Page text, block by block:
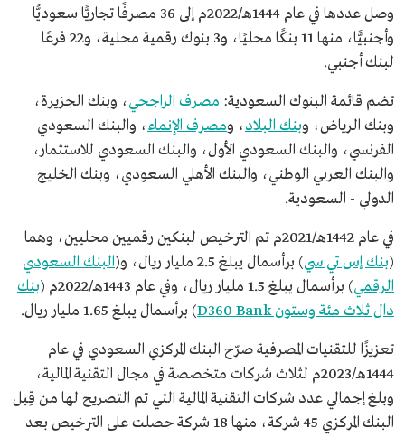
وصل عددها في عام 1444هـ/2022م إلى 36 مصرفًا تجاريًّا سعوديًّا
وأجنبيًّا، منها 11 بنكًا محليًا، و3 بنوك رقمية محلية، و22 فرعًا
لبنك أجنبي.
تضم قائمة البنوك السعودية: مصرف الراجحي، وبنك الجزيرة،
وبنك الرياض، وبنك البلاد، ومصرف الإنماء، والبنك السعودي
الفرنسي، والبنك السعودي الأول، والبنك السعودي للاستثمار،
والبنك العربي الوطني، والبنك الأهلي السعودي، وبنك الخليج
الدولي - السعودية.
في عام 1442هـ/2021م تم الترخيص لبنكين رقميين محليين، وهما
(بنك إس تي سي) برأسمال يبلغ 2.5 مليار ريال، و(
البنك السعودي
الرقمي) برأسمال يبلغ 1.5 مليار ريال، وفي عام 1443هـ/2022م (
بنك
دال ثلاث مئة وستون D360 Bank
) برأسمال يبلغ 1.65 مليار ريال.
تعزيزًا للتقنيات المصرفية صرّح البنك المركزي السعودي في عام
1444هـ/2023م لثلاث شركات متخصصة في مجال التقنية المالية،
وبلغ إجمالي عدد شركات التقنية المالية التي تم التصريح لها من قِبل
البنك المركزي 45 شركة، منها 18 شركة حصلت على الترخيص بعد